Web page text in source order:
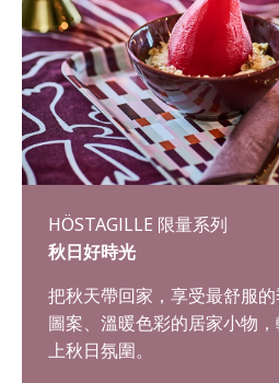
HÖSTAGILLE 限量系列
秋日好時光
把秋天帶回家，享受最舒服
圖案、溫暖色彩的居家小物
上秋日氛圍。